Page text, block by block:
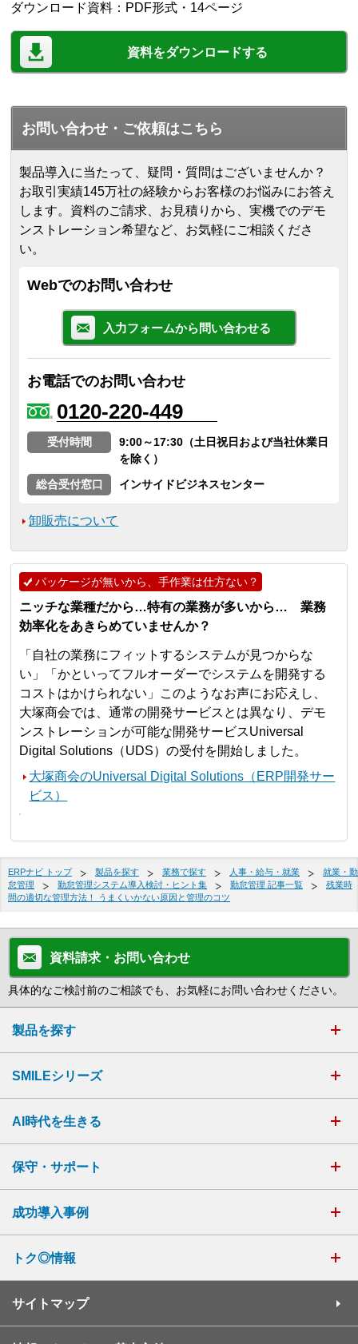
ダウンロード資料：PDF形式・14ページ
資料をダウンロードする
お問い合わせ・ご依頼はこちら
製品導入に当たって、疑問・質問はございませんか？
お取引実績145万社の経験からお客様のお悩みにお答え
します。 資料のご請求、お見積りから、実機でのデモ
ンストレーション希望など、お気軽にご相談くださ
い。
Webでのお問い合わせ
入力フォームから問い合わせる
お電話でのお問い合わせ
0120-220-449
受付時間
9:00～17:30（土日祝日および当社休業日
を除く）
総合受付窓口
インサイドビジネスセンター
卸販売について
パッケージが無いから、手作業は仕方ない？
ニッチな業種だから…特有の業務が多いから… 業務
効率化をあきらめていませんか？
「自社の業務にフィットするシステムが見つからな
い」「かといってフルオーダーでシステムを開発する
コストはかけられない」このようなお声にお応えし、
大塚商会では、通常の開発サービスとは異なり、デモ
ンストレーションが可能な開発サービスUniversal
Digital Solutions（UDS）の受付を開始しました。
大塚商会のUniversal Digital Solutions（ERP開発サー
ビス）
ERPナビ トップ 製品を探す 業務で探す 人事・給与・就業
就業・勤
怠管理
勤怠管理システム導入検討・ヒント集 勤怠管理 記事一覧
残業時
間の適切な管理方法！ うまくいかない原因と管理のコツ
資料請求・お問い合わせ
具体的なご検討前のご相談でも、お気軽にお問い合わせください。
製品を探す
SMILEシリーズ
AI時代を生きる
保守・サポート
成功導入事例
トク◎情報
サイトマップ